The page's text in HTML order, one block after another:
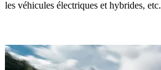
les véhicules électriques et hybrides, etc.